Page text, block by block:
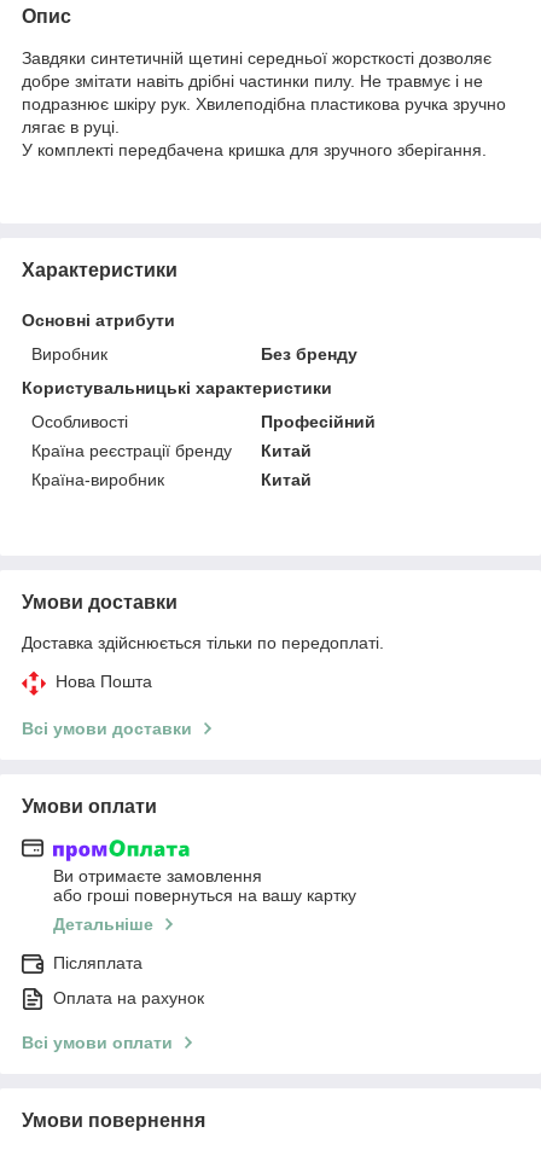
Опис
Завдяки синтетичній щетині середньої жорсткості дозволяє
добре змітати навіть дрібні частинки пилу. Не травмує і не
подразнює шкіру рук. Хвилеподібна пластикова ручка зручно
лягає в руці.
У комплекті передбачена кришка для зручного зберігання.
Характеристики
Основні атрибути
Виробник
Без бренду
Користувальницькі характеристики
Особливості
Професійний
Країна реєстрації бренду
Китай
Країна-виробник
Китай
Умови доставки
Доставка здійснюється тільки по передоплаті.
Нова Пошта
Всі умови доставки
Умови оплати
Ви отримаєте замовлення
або гроші повернуться на вашу картку
Детальніше
Післяплата
Оплата на рахунок
Всі умови оплати
Умови повернення